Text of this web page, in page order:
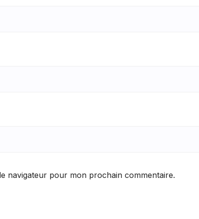
navigateur pour mon prochain commentaire.